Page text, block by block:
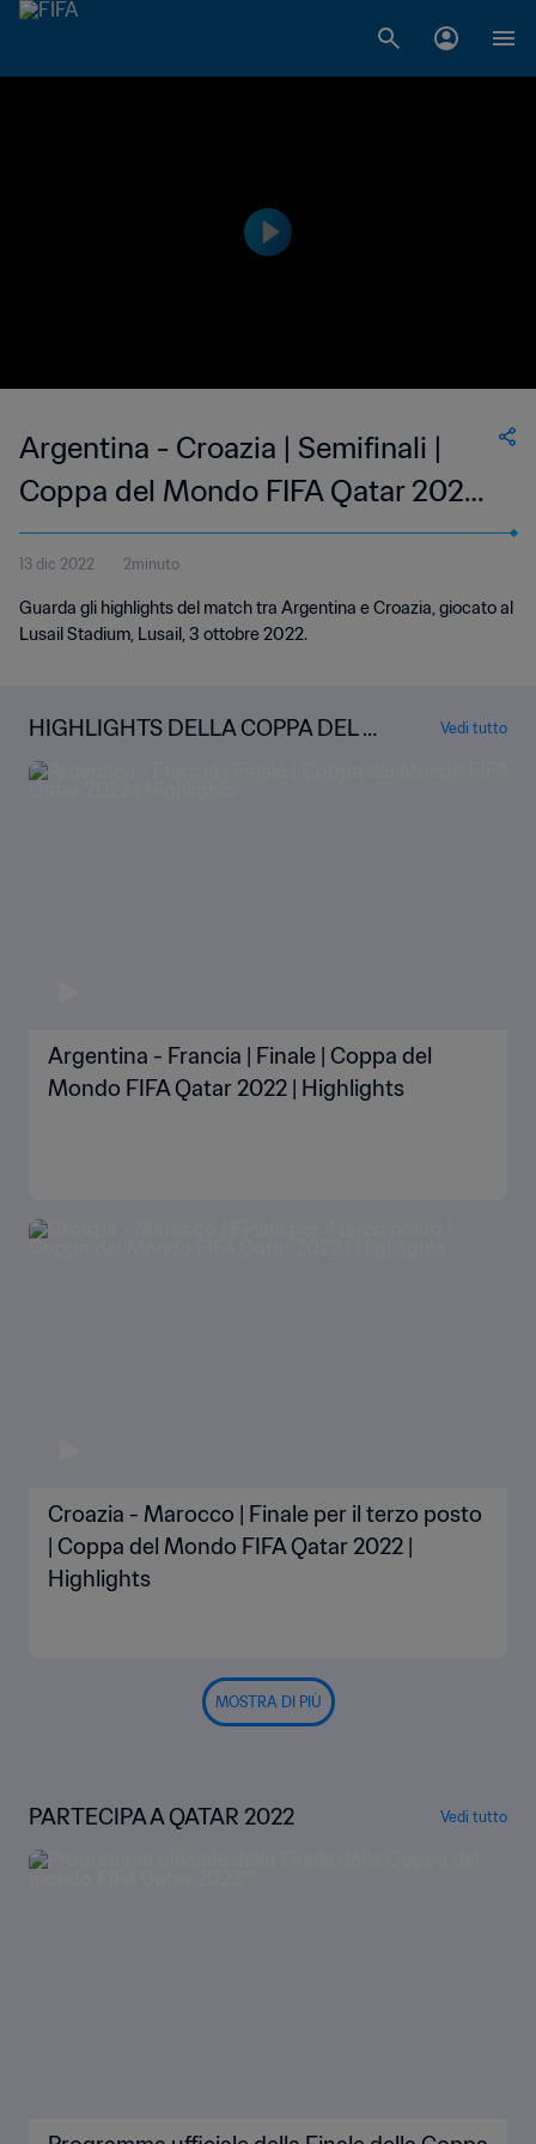
Argentina - Croazia | Semifinali |
Coppa del Mondo FIFA Qatar 2022 |
Highlights
13 dic 2022 2minuto
Guarda gli highlights del match tra Argentina e Croazia, giocato al
Lusail Stadium, Lusail, 3 ottobre 2022.
HIGHLIGHTS DELLA COPPA DEL M
ONDO
Vedi tutto
Argentina - Francia | Finale | Coppa del
Mondo FIFA Qatar 2022 | Highlights
Croazia - Marocco | Finale per il terzo posto
| Coppa del Mondo FIFA Qatar 2022 |
Highlights
MOSTRA DI PIÙ
PARTECIPA A QATAR 2022 Vedi tutto